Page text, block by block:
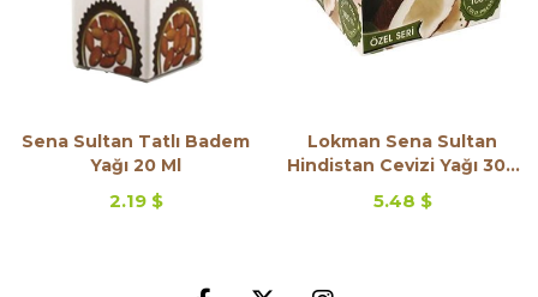
Sena Sultan Tatlı Badem
Yağı 20 Ml
2.19 $
Lokman Sena Sultan
Hindistan Cevizi Yağı 300
5.48 $